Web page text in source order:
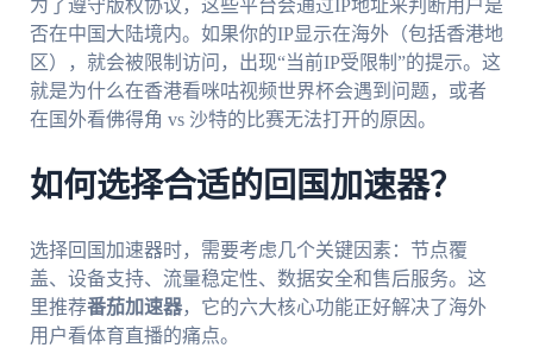
为了遵守版权协议，这些平台会通过IP地址来判断用户是
否在中国大陆境内。如果你的IP显示在海外（包括香港地
区），就会被限制访问，出现“当前IP受限制”的提示。这
就是为什么在香港看咪咕视频世界杯会遇到问题，或者
在国外看佛得角 vs 沙特的比赛无法打开的原因。
如何选择合适的回国加速器？
选择回国加速器时，需要考虑几个关键因素：节点覆
盖、设备支持、流量稳定性、数据安全和售后服务。这
里推荐番茄加速器，它的六大核心功能正好解决了海外
用户看体育直播的痛点。